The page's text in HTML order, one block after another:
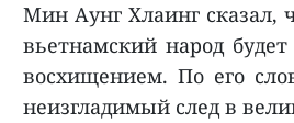
Мин Аунг Хлаинг сказал,
вьетнамский народ
восхищением. По его
неизгладимый след в